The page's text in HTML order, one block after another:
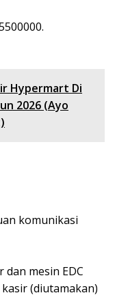
.
Hypermart Di
2026 (Ayo
komunikasi
mesin EDC
(diutamakan)